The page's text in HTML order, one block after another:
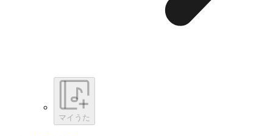
マイうた